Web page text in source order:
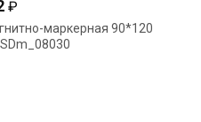
₽
маркерная 90*120